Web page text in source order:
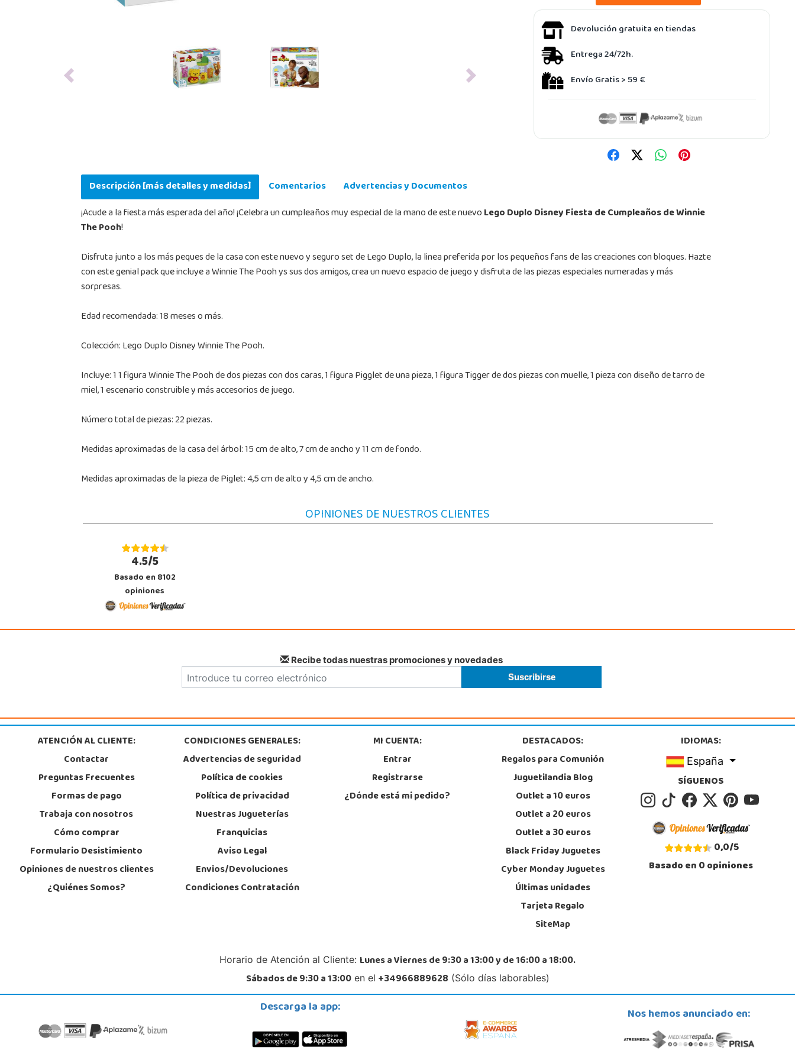
Previous Next
Devolución gratuita en tiendas
Entrega 24/72h.
Envío Gratis > 59 €
Descripción [más detalles y medidas] Comentarios
Advertencias y Documentos
¡Acude a la fiesta más esperada del año! ¡Celebra un cumpleaños muy especial de la mano de este nuevoLego Duplo Disney Fiesta de Cumpleaños de Winnie
The Pooh!
Disfruta junto a los más peques de la casa con este nuevo y seguro set de Lego Duplo, la linea preferida por los pequeños fans de las creaciones con bloques. Hazte
con este genial pack que incluye a Winnie The Pooh ys sus dos amigos, crea un nuevo espacio de juego y disfruta de las piezas especiales numeradas y más
sorpresas.
Edad recomendada: 18 meses o más.
Colección: Lego Duplo Disney Winnie The Pooh.
Incluye: 1 1 figura Winnie The Pooh de dos piezas con dos caras, 1 figura Pigglet de una pieza, 1 figura Tigger de dos piezas con muelle, 1 pieza con diseño de tarro de
miel, 1 escenario construible y más accesorios de juego.
Número total de piezas: 22 piezas.
Medidas aproximadas de la casa del árbol: 15 cm de alto, 7 cm de ancho y 11 cm de fondo.
Medidas aproximadas de la pieza de Piglet: 4,5 cm de alto y 4,5 cm de ancho.
OPINIONES DE NUESTROS CLIENTES
4.5/5
Basado en 8102
opiniones
Recibe todas nuestras promociones y novedades
ATENCIÓN AL CLIENTE:
Contactar
Preguntas Frecuentes
Formas de pago
Trabaja con nosotros
Cómo comprar
Formulario Desistimiento
Opiniones de nuestros clientes
¿Quiénes Somos?
CONDICIONES GENERALES:
Advertencias de seguridad
Política de cookies
Política de privacidad
Nuestras Jugueterías
Franquicias
Aviso Legal
Envios/Devoluciones
Condiciones Contratación
MI CUENTA:
Entrar
Registrarse
¿Dónde está mi pedido?
DESTACADOS:
Regalos para Comunión
Juguetilandia Blog
Outlet a 10 euros
Outlet a 20 euros
Outlet a 30 euros
Black Friday Juguetes
Cyber Monday Juguetes
Últimas unidades
Tarjeta Regalo
SiteMap
IDIOMAS:
España
SÍGUENOS
0,0/5
Basado en0opiniones
Horario de Atención al Cliente: Lunes a Viernes de 9:30 a 13:00 y de 16:00 a 18:00.
Sábados de 9:30 a 13:00en el +34966889628 (Sólo días laborables)
Descarga la app: Nos hemos anunciado en: